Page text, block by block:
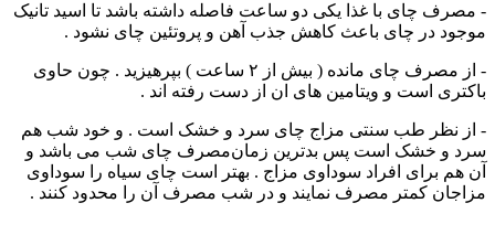
- مصرف چای با غذا یکی دو ساعت فاصله داشته باشد تا اسید تانیک
موجود در چای باعث کاهش جذب آهن و پروتئین چای نشود .
- از مصرف چای مانده ( بیش از ۲ ساعت ) بپرهیزید . چون حاوی
باکتری است و ویتامین های ان از دست رفته اند .
- از نظر طب سنتی مزاج چای سرد و خشک است . و خود شب هم
سرد و خشک است پس بدترین زمان‌مصرف چای شب می باشد و
آن هم برای افراد سوداوی مزاج . بهتر است چای سیاه را سوداوی
مزاجان کمتر مصرف نمایند و در شب مصرف آن را محدود کنند .